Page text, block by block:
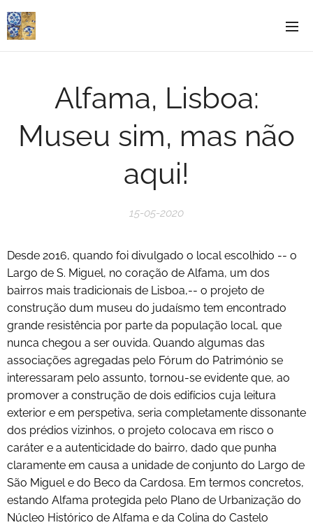
Alfama, Lisboa:
Museu sim, mas não
aqui!
15-05-2020
Desde 2016, quando foi divulgado o local escolhido -- o
Largo de S. Miguel, no coração de Alfama, um dos
bairros mais tradicionais de Lisboa,-- o projeto de
construção dum museu do judaísmo tem encontrado
grande resistência por parte da população local, que
nunca chegou a ser ouvida. Quando algumas das
associações agregadas pelo Fórum do Património se
interessaram pelo assunto, tornou-se evidente que, ao
promover a construção de dois edifícios cuja leitura
exterior e em perspetiva, seria completamente dissonante
dos prédios vizinhos, o projeto colocava em risco o
caráter e a autenticidade do bairro, dado que punha
claramente em causa a unidade de conjunto do Largo de
São Miguel e do Beco da Cardosa. Em termos concretos,
estando Alfama protegida pelo Plano de Urbanização do
Núcleo Histórico de Alfama e da Colina do Castelo